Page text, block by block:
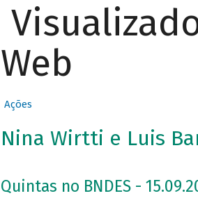
Web
Ações
Nina Wirtti e Luis
Quintas no BNDES -